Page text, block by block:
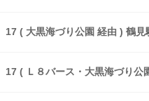
17 ( 大黒海づり公園 経由 ) 鶴見
17 ( Ｌ８バース・大黒海づり公